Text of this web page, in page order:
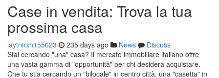
Case in vendita: Trova la tua
prossima casa
laytnirxh155623 235 days ago News
Discuss
Stai cercando "una" casa? Il mercato immobiliare italiano offre
una vasta gamma di "opportunità" per chi desidera acquistare.
Che tu stia cercando un "bilocale" in centro città, una "casetta" in